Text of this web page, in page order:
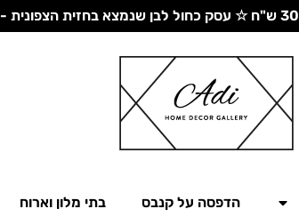
הדפסה על קנבס בתי מלון וארוח